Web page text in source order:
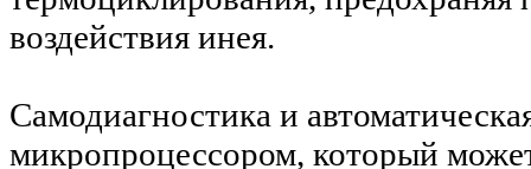
воздействия инея.
Самодиагностика и
микропроцессором, который